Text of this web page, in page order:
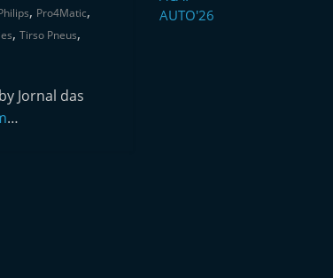
, Pro4Matic,
,Tirso Pneus,
Jornal das
…